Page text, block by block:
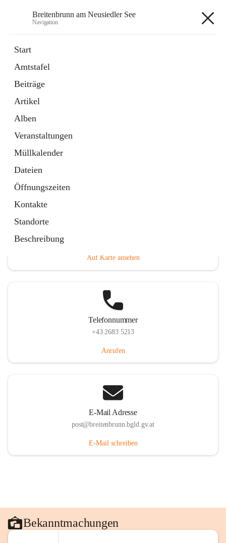
Breitenbrunn am Neusiedler See
Navigation
Start
Amtstafel
Beiträge
Artikel
Alben
Veranstaltungen
Müllkalender
Dateien
Öffnungszeiten
Kontakte
Standorte
Beschreibung
18 Schnellzugriffe
Gemeindeservice
Auf Karte ansehen
Telefonnummer
+43 2683 5213
Anrufen
E-Mail Adresse
post@breitenbrunn.bgld.gv.at
E-Mail schreiben
Bekanntmachungen